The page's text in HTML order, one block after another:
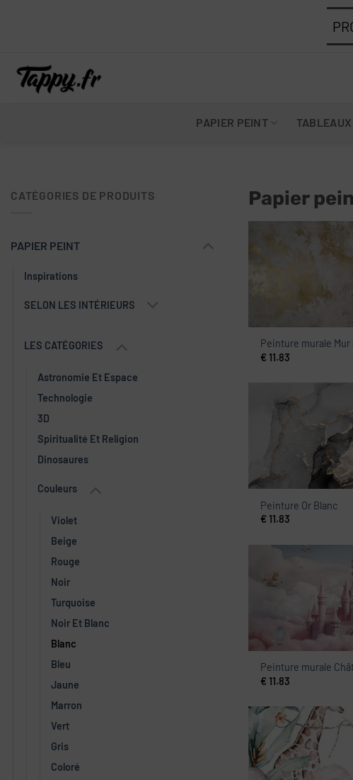
PAPIER PEINT
CATÉGORIES DE PRODUITS
PAPIER PEINT
Inspirations
SELON LES INTÉRIEURS
LES CATÉGORIES
Astronomie Et Espace
Technologie
3D
Spiritualité Et Religion
Dinosaures
Couleurs
Violet
Beige
Rouge
Noir
Turquoise
Noir Et Blanc
Blanc
Bleu
Jaune
Marron
Vert
Gris
Coloré
Papier
Peinture murale Mur
€ 11.83
Peinture Or Blanc
€ 11.83
Peinture murale
€ 11.83